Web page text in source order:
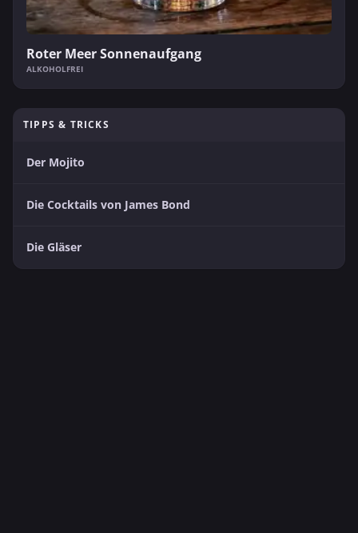
Roter Meer Sonnenaufgang
ALKOHOLFREI
TIPPS & TRICKS
Der Mojito
Die Cocktails von James Bond
Die Gläser